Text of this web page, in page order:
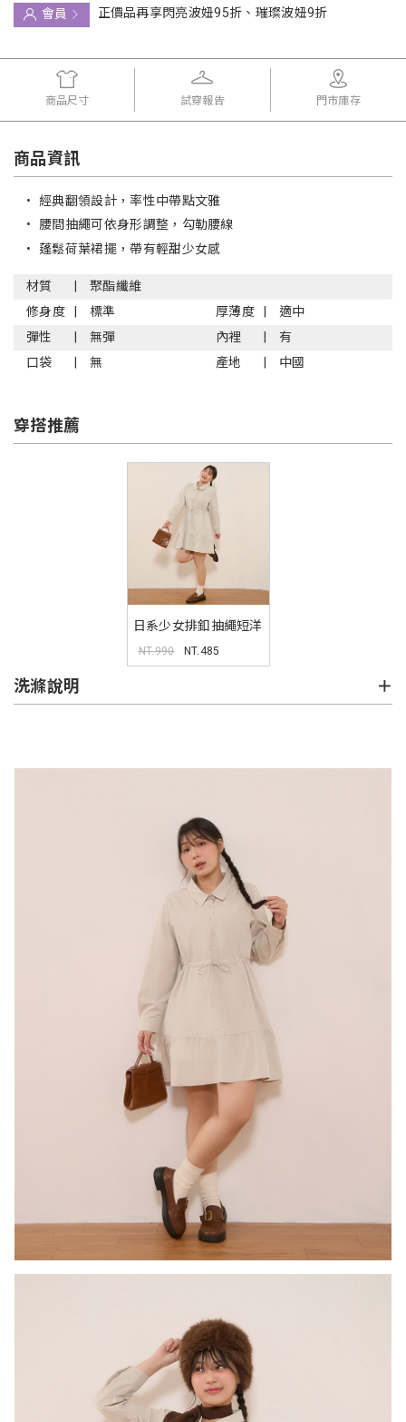
會員
正價品再享閃亮波妞95折、璀璨波妞9折
商品尺寸 試穿報告 門市庫存
商品資訊
• 經典翻領設計，率性中帶點文雅
• 腰間抽繩可依身形調整，勾勒腰線
• 蓬鬆荷葉裙擺，帶有輕甜少女感
材質
聚酯纖維
修身度
標準 厚薄度
適中
彈性
無彈 內裡
有
口袋
無 產地 中國
穿搭推薦
日系少女排釦抽繩短洋
裝
NT.990 NT.485
洗滌說明